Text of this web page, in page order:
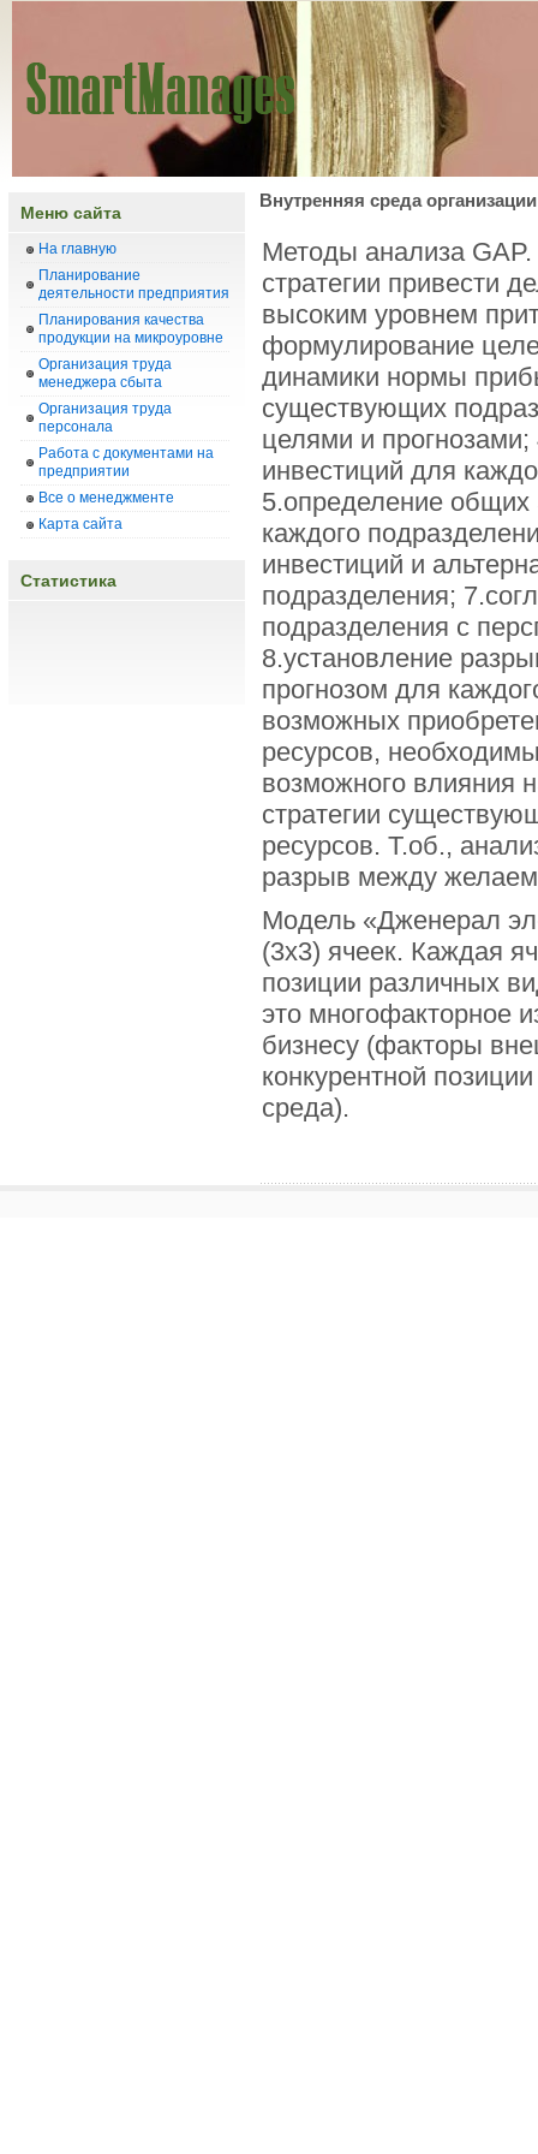
Меню сайта
На главную
Планирование
деятельности предприятия
Планирования качества
продукции на микроуровне
Организация труда
менеджера сбыта
Организация труда
персонала
Работа с документами на
предприятии
Все о менеджменте
Карта сайта
Статистика
Внутренняя среда
Методы анализа
стратегии привести
высоким уровнем
формулирование
динамики нормы
существующих
целями и
инвестиций для
5.определение общих
каждого
инвестиций и
подразделения;
подразделения с
8.установление
прогнозом для
возможных
ресурсов,
возможного влияния
стратегии
ресурсов. Т.об.,
разрыв между
Модель «Дженерал
(3х3) ячеек. Каждая
позиции различных
это многофакторное
бизнесу (факторы
конкурентной
среда).